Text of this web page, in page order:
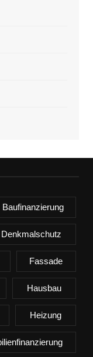
Baufinanzierung
Denkmalschutz
Fassade
Hausbau
Heizung